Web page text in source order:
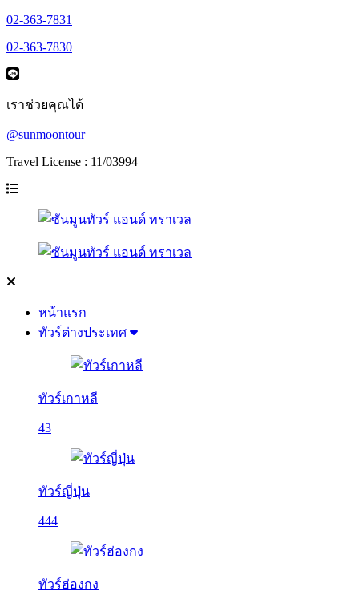
02-363-7831
02-363-7830
เราช่วยคุณได้
@sunmoontour
Travel License : 11/03994
หน้าแรก
ทัวร์ต่างประเทศ
ทัวร์เกาหลี
43
ทัวร์ญี่ปุ่น
444
ทัวร์ฮ่องกง